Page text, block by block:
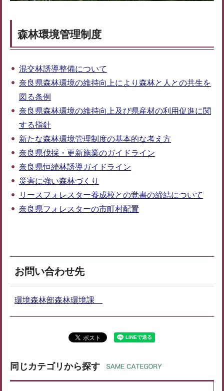
森林環境管理制度
混交林誘導整備について
奈良県森林環境の維持向上により森林と人との共生を
図る条例
奈良県森林環境の維持向上及び県産材の利用促進に関
する指針
新たな森林環境管理制度の基本的な考え方
奈良県伐採・更新施業のガイドライン
奈良県恒続林誘導ガイドライン
災害に強い森林づくり
リースフォレスター養成校との覚書の締結について
奈良県フォレスターの市町村配置
お問い合わせ先
環境森林部森林環境課
同じカテゴリから探す